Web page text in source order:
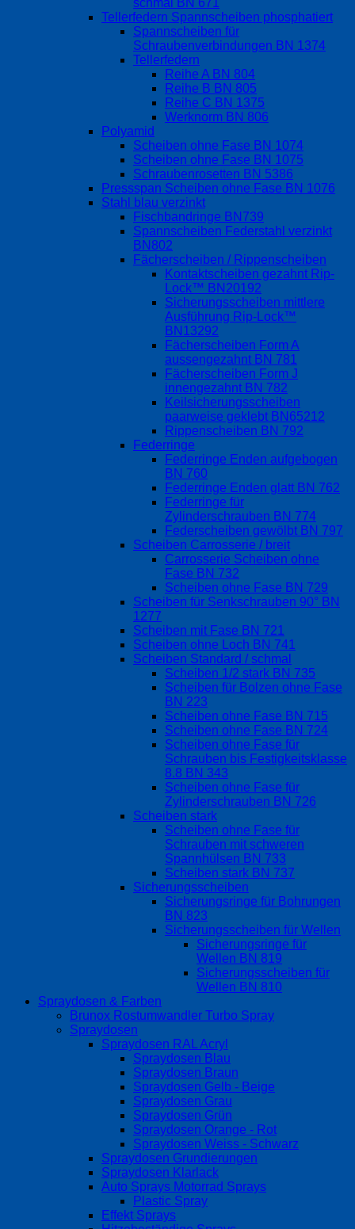
Tellerfedern Spannscheiben phosphatiert
Spannscheiben für
Schraubenverbindungen BN 1374
Tellerfedern
Reihe A BN 804
Reihe B BN 805
Reihe C BN 1375
Werknorm BN 806
Polyamid
Scheiben ohne Fase BN 1074
Scheiben ohne Fase BN 1075
Schraubenrosetten BN 5386
Pressspan Scheiben ohne Fase BN 1076
Stahl blau verzinkt
Fischbandringe BN739
Spannscheiben Federstahl verzinkt
BN802
Fächerscheiben / Rippenscheiben
Kontaktscheiben gezahnt Rip-
Lock™ BN20192
Sicherungsscheiben mittlere
Ausführung Rip-Lock™
BN13292
Fächerscheiben Form A
aussengezahnt BN 781
Fächerscheiben Form J
innengezahnt BN 782
Keilsicherungsscheiben
paarweise geklebt BN65212
Rippenscheiben BN 792
Federringe
Federringe Enden aufgebogen
BN 760
Federringe Enden glatt BN 762
Federringe für
Zylinderschrauben BN 774
Federscheiben gewölbt BN 797
Scheiben Carrosserie / breit
Carrosserie Scheiben ohne
Fase BN 732
Scheiben ohne Fase BN 729
Scheiben für Senkschrauben 90° BN
1277
Scheiben mit Fase BN 721
Scheiben ohne Loch BN 741
Scheiben Standard / schmal
Scheiben 1/2 stark BN 735
Scheiben für Bolzen ohne Fase
BN 223
Scheiben ohne Fase BN 715
Scheiben ohne Fase BN 724
Scheiben ohne Fase für
Schrauben bis Festigkeitsklasse
8.8 BN 343
Scheiben ohne Fase für
Zylinderschrauben BN 726
Scheiben stark
Scheiben ohne Fase für
Schrauben mit schweren
Spannhülsen BN 733
Scheiben stark BN 737
Sicherungsscheiben
Sicherungsringe für Bohrungen
BN 823
Sicherungsscheiben für Wellen
Sicherungsringe für
Wellen BN 819
Sicherungsscheiben für
Wellen BN 810
Spraydosen & Farben
Brunox Rostumwandler Turbo Spray
Spraydosen
Spraydosen RAL Acryl
Spraydosen Blau
Spraydosen Braun
Spraydosen Gelb - Beige
Spraydosen Grau
Spraydosen Grün
Spraydosen Orange - Rot
Spraydosen Weiss - Schwarz
Spraydosen Grundierungen
Spraydosen Klarlack
Auto Sprays Motorrad Sprays
Plastic Spray
Effekt Sprays